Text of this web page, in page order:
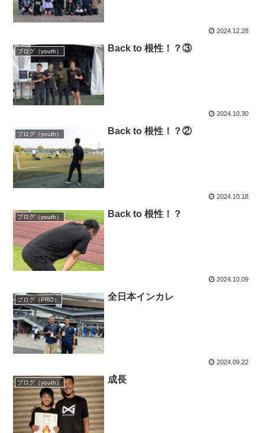
2024.12.28
ブログ（youth） Back to 根性！？③
2024.10.30
ブログ（youth） Back to 根性！？②
2024.10.18
ブログ（youth） Back to 根性！？
2024.10.09
ブログ（PRO） 全日本インカレ
2024.09.22
ブログ（youth） 成長